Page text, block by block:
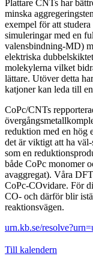
Plattare CNTs har
minska
exempel för att
simuleringar med en
valensbindning-MD)
elektriska
molekylerna vilket
lättare. Utöver detta
katjoner kan leda till
CoPc/CNTs
reduktion med en hög
det är viktigt att ha
som en
både CoPc monomer
avaggregat). Våra
CoPc-COvidare. För
CO- och därför blir
reaktionsvägen.
urn.kb.se/
Till kalendern